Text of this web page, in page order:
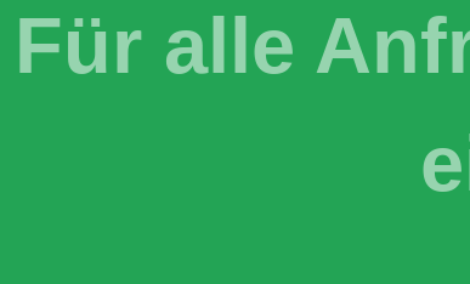
Für alle